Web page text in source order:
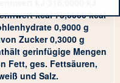
kcal 75,0000 kcal
0,9000 g
Zucker 0,3000 g
gerinfügige Mengen
Fett, ges. Fettsäuren,
und Salz.